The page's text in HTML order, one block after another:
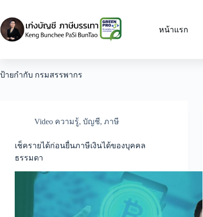
content
หน้าแรก
ป้ายกำกับ กรมสรรพากร
Video ความรู้, บัญชี, ภาษี
เช็ครายได้ก่อนยื่นภาษีเงินได้ของบุคคล
ธรรมดา